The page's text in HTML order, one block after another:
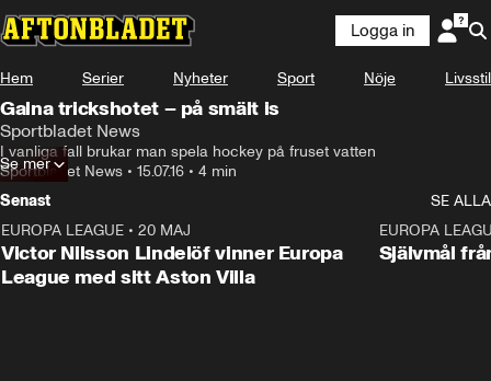
Logga in
Hem Serier Nyheter Sport Nöje Livsstil
Galna trickshotet – på smält is
Sportbladet News
I vanliga fall brukar man spela hockey på fruset vatten
Sportbladet News • 15.07.16 • 4 min
Se mer
Senast
SE ALLA
EUROPA LEAGUE • 20 MAJ
Victor Nilsson Lindelöf vinner Europa
League med sitt Aston Villa
EUROPA
Självmål